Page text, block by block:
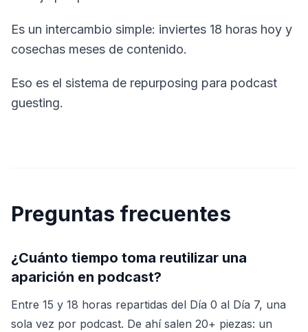
Es un intercambio simple: inviertes 18 horas hoy y
cosechas meses de contenido.
Eso es el sistema de repurposing para podcast
guesting.
Preguntas frecuentes
¿Cuánto tiempo toma reutilizar una
aparición en podcast?
Entre 15 y 18 horas repartidas del Día 0 al Día 7, una
sola vez por podcast. De ahí salen 20+ piezas: un